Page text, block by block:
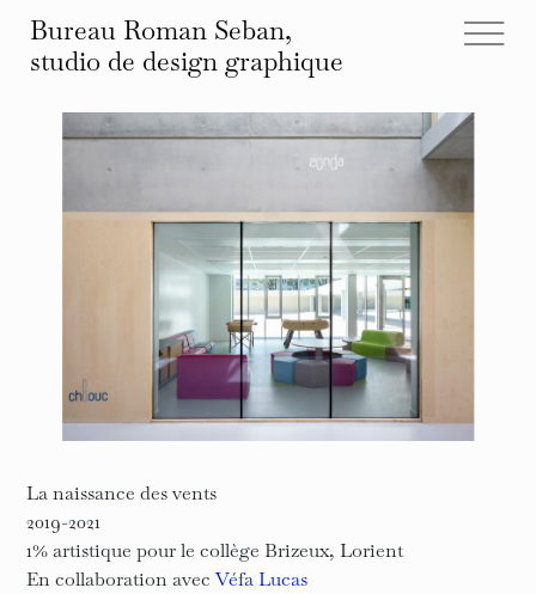
Bureau Roman Seban,
studio de design graphique
tous les projets
éditions
identités
affiches
typographies
espace
autre
infos et contact
La naissance des vents
2019-2021
1% artistique pour le collège Brizeux, Lorient
En collaboration avecVéfa Lucas